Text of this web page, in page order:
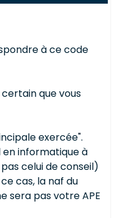
à ce code
que vous
exercée".
en informatique à
celui de conseil)
cas, la naf du
sera pas votre APE